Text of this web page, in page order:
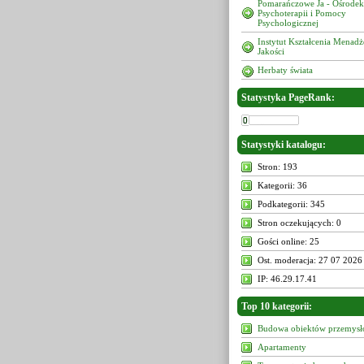
Pomarańczowe Ja - Ośrodek
Psychoterapii i Pomocy
Psychologicznej
Instytut Kształcenia
Jakości
Herbaty świata
Statystyka PageRank:
Statystyki katalogu:
Stron: 193
Kategorii: 36
Podkategorii: 345
Stron oczekujących: 0
Gości online: 25
Ost. moderacja: 27 07 2026
IP: 46.29.17.41
Top 10 kategorii:
Budowa obiektów
Apartamenty